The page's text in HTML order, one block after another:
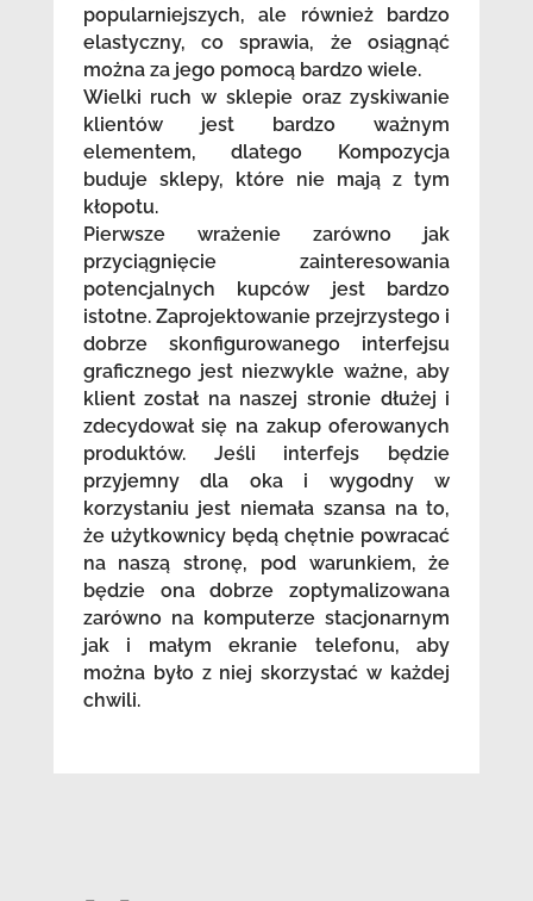
popularniejszych, ale również bardzo
elastyczny, co sprawia, że osiągnąć
można za jego pomocą bardzo wiele.
Wielki ruch w sklepie oraz zyskiwanie
klientów jest bardzo ważnym
elementem, dlatego Kompozycja
buduje sklepy, które nie mają z tym
kłopotu.
Pierwsze wrażenie zarówno jak
przyciągnięcie zainteresowania
potencjalnych kupców jest bardzo
istotne. Zaprojektowanie przejrzystego i
dobrze skonfigurowanego interfejsu
graficznego jest niezwykle ważne, aby
klient został na naszej stronie dłużej i
zdecydował się na zakup oferowanych
produktów. Jeśli interfejs będzie
przyjemny dla oka i wygodny w
korzystaniu jest niemała szansa na to,
że użytkownicy będą chętnie powracać
na naszą stronę, pod warunkiem, że
będzie ona dobrze zoptymalizowana
zarówno na komputerze stacjonarnym
jak i małym ekranie telefonu, aby
można było z niej skorzystać w każdej
chwili.